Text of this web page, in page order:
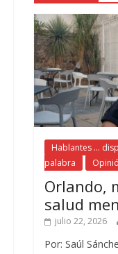
Hablantes ...
palabra
Orlando,
salud
julio 22, 2026
Por: Saúl